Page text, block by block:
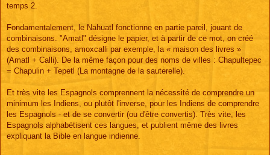
temps 2.
Fondamentalement, le Nahuatl fonctionne en partie pareil, jouant de
combinaisons. "Amatl" désigne le papier, et à partir de ce mot, on créé
des combinaisons, amoxcalli par exemple, la « maison des livres »
(Amatl + Calli). De la même façon pour des noms de villes : Chapultepec
= Chapulin + Tepetl (La montagne de la sauterelle).
Et très vite les Espagnols comprennent la nécessité de comprendre un
minimum les Indiens, ou plutôt l'inverse, pour les Indiens de comprendre
les Espagnols - et de se convertir (ou d'être convertis). Très vite, les
Espagnols alphabétisent ces langues, et publient même des livres
expliquant la Bible en langue indienne.